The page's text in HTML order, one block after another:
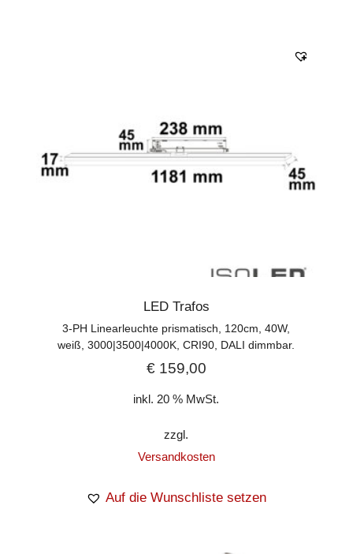
LED Trafos
3-PH Linearleuchte prismatisch, 120cm, 40W,
weiß, 3000|3500|4000K, CRI90, DALI dimmbar.
€159,00
inkl. 20 % MwSt.
zzgl.
Versandkosten
Auf die Wunschliste setzen